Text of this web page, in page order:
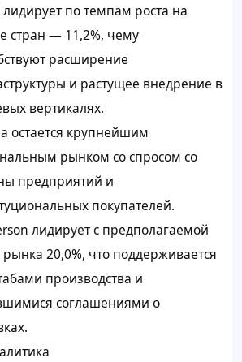
по темпам роста на
стран — 11,2%, чему
расширение
и растущее внедрение в
вертикалях.
остается крупнейшим
рынком со спросом со
предприятий и
покупателей.
лидирует с предполагаемой
20,0%, что поддерживается
производства и
соглашениями о